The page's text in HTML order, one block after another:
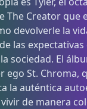
The Creator que
devolverle la
las
sociedad. El
ego St. Chroma,
la auténtica
de manera